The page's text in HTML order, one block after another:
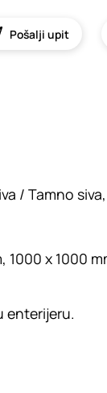
Pošalji upit
/ Tamno
x 1000
enterijeru.